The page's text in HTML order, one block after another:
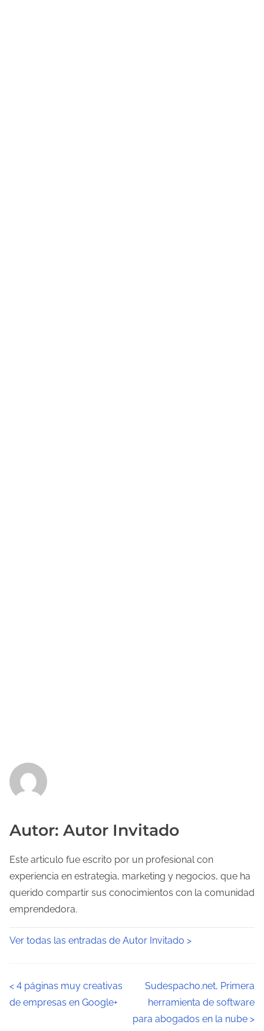
Autor: Autor Invitado
Este articulo fue escrito por un profesional con
experiencia en estrategia, marketing y negocios, que ha
querido compartir sus conocimientos con la comunidad
emprendedora.
Ver todas las entradas de Autor Invitado >
N
a
< 4 páginas muy creativas
de empresas en Google+
Sudespacho.net, Primera
herramienta de software
para abogados en la nube >